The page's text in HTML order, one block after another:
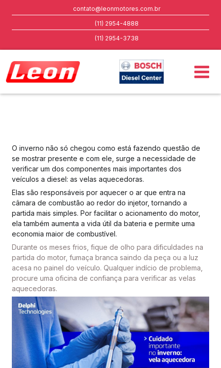
contato@leonmotores.com.br
(11) 2954-4888
(11) 2954-3738
O inverno não só chegou como está fazendo questão de
se mostrar presente e com ele, surge a necessidade de
verificar um dos componentes mais importantes dos
veículos a diesel: as velas aquecedoras.
Elas são responsáveis por aquecer o ar que entra na
câmara de combustão ao redor do injetor, tornando a
partida mais simples. Por facilitar o acionamento do motor,
ela também aumenta a vida útil da bateria e permite uma
economia maior de combustível.
Durante os meses frios, fique de olho para dificuldades na
partida do motor, fumaça branca saindo da peça ou a luz
acesa no painel do veículo. Qualquer indício de problema,
procure uma oficina de confiança para verificar as velas
aquecedoras.